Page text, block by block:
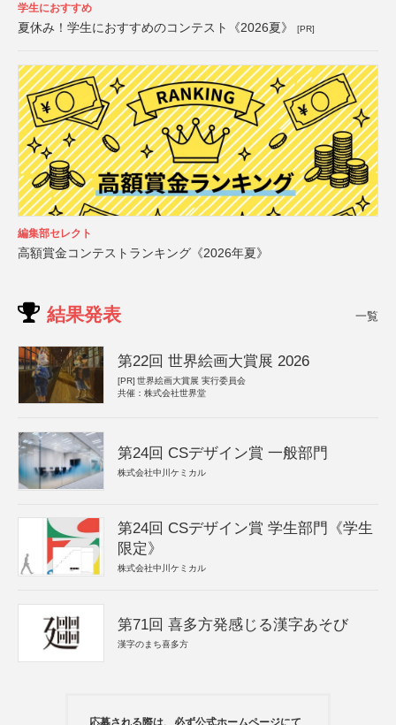
学生におすすめ
夏休み！学生におすすめのコンテスト《2026夏》 [PR]
編集部セレクト
高額賞金コンテストランキング《2026年夏》
結果発表 一覧
第22回 世界絵画大賞展 2026
[PR] 世界絵画大賞展 実行委員会
共催：株式会社世界堂
第24回 CSデザイン賞 一般部門
株式会社中川ケミカル
第24回 CSデザイン賞 学生部門《学生
限定》
株式会社中川ケミカル
第71回 喜多方発感じる漢字あそび
漢字のまち喜多方
応募される際は、必ず公式ホームページにて